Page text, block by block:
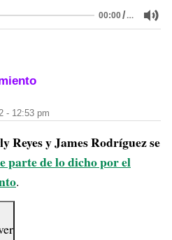
00:00/…
- 12:53 pm
Reyes y James Rodríguez se
parte de lo dicho por el
.